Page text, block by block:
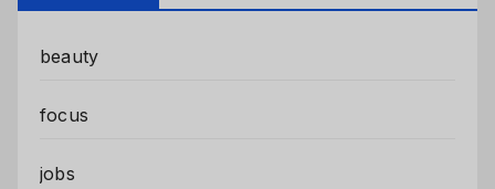
beauty
focus
jobs